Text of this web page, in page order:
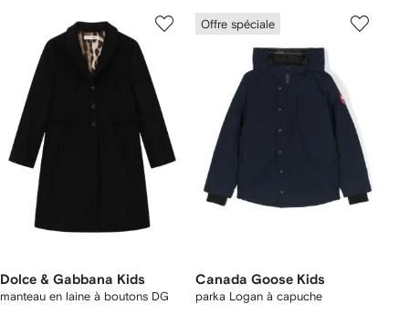
Dolce & Gabbana Kids
manteau en laine à boutons DG
Offre spéciale
Canada Goose Kids
parka Logan à capuche